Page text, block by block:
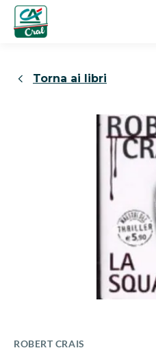
Torna ai libri
ROBERT CRAIS